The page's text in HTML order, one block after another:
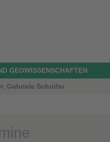
GEOWISSENSCHAFTEN
Gabriele Schrüfer